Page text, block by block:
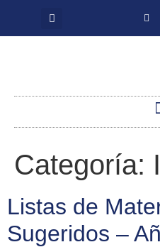
Categoría:
Listas de
Sugeridos –